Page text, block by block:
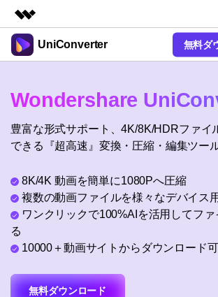
製品
ユーティリティ
概要
ソリューション
プラン＆価格
サポート
UniConverter 無料ダ
UniConverter-動画変換ソフト
UniConverter Windows版
音声をテキストに
確かつ便利にテキストに変換
【簡単】複数の動画ファイルを
オンラインツール
オンライン動画圧縮ツール
動画・画像の無料圧縮
オンライン動画変換ツール
動画・音声・画像の無料変換
Ver17へアップグレード
使い方&コツ
操作ガイド
動画関連のコツ
特集ページ
サポート
Wondershare
豊富な形式サポート、4K/8K/HDRファイ
できる『超高速』変換・圧縮・編集ツー
8K/4K 動画を簡単に1080Pへ圧縮
複数の動画ファイルを様々なデバイス
ワンクリックで100%AIを活用してファ
る
10000＋動画サイトからダウンロード
無料ダウンロード